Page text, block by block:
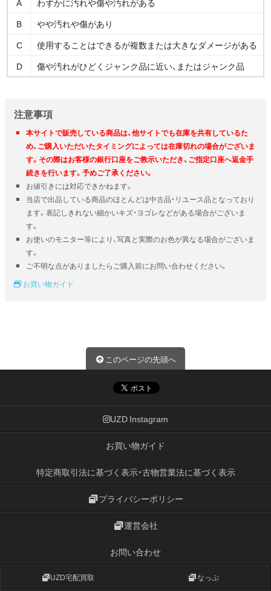
B
やや汚れや傷があり
C
使用することはできるが複数または大きなダメージがある
D
傷や汚れがひどくジャンク品に近い、またはジャンク品
注意事項
本サイトで販売している商品は、他サイトでも在庫を共有しているた
め、ご購入いただいたタイミングによっては在庫切れの場合がございま
す。その際はお客様の銀行口座をご教示いただき、ご指定口座へ返金手
続きを行います。予めご了承ください。
お値引きには対応できかねます。
当店で出品している商品のほとんどは中古品・リユース品となっており
ます。表記しきれない細かいキズ・ヨゴレなどがある場合がございま
す。
お使いのモニター等により、写真と実際のお色が異なる場合がございま
す。
ご不明な点がありましたらご購入前にお問い合わせください。
お買い物ガイド
このページの先頭へ
UZD Instagram
お買い物ガイド
特定商取引法に基づく表示・古物営業法に基づく表示
プライバシーポリシー
運営会社
お問い合わせ
UZD宅配買取 なっぷ